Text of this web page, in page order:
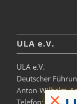
ULA e.V.
ULA e.V.
Deutscher
Anton-Wilhelm-